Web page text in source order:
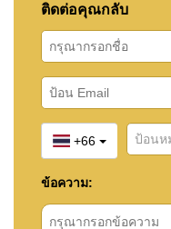
ติดต่อคุณกลับ
+66
ข้อความ: